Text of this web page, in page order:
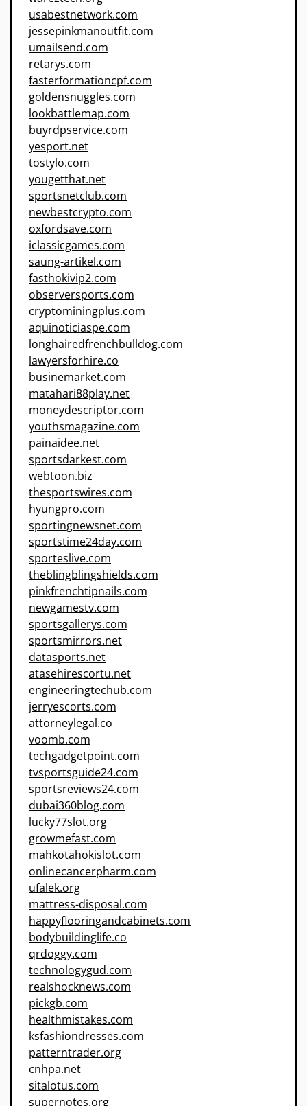
usabestnetwork.com
jessepinkmanoutfit.com
umailsend.com
retarys.com
fasterformationcpf.com
goldensnuggles.com
lookbattlemap.com
buyrdpservice.com
yesport.net
tostylo.com
yougetthat.net
sportsnetclub.com
newbestcrypto.com
oxfordsave.com
iclassicgames.com
saung-artikel.com
fasthokivip2.com
observersports.com
cryptominingplus.com
aquinoticiaspe.com
longhairedfrenchbulldog.com
lawyersforhire.co
businemarket.com
matahari88play.net
moneydescriptor.com
youthsmagazine.com
painaidee.net
sportsdarkest.com
webtoon.biz
thesportswires.com
hyungpro.com
sportingnewsnet.com
sportstime24day.com
sporteslive.com
theblingblingshields.com
pinkfrenchtipnails.com
newgamestv.com
sportsgallerys.com
sportsmirrors.net
datasports.net
atasehirescortu.net
engineeringtechub.com
jerryescorts.com
attorneylegal.co
voomb.com
techgadgetpoint.com
tvsportsguide24.com
sportsreviews24.com
dubai360blog.com
lucky77slot.org
growmefast.com
mahkotahokislot.com
onlinecancerpharm.com
ufalek.org
mattress-disposal.com
happyflooringandcabinets.com
bodybuildinglife.co
qrdoggy.com
technologygud.com
realshocknews.com
pickgb.com
healthmistakes.com
ksfashiondresses.com
patterntrader.org
cnhpa.net
sitalotus.com
supernotes.org